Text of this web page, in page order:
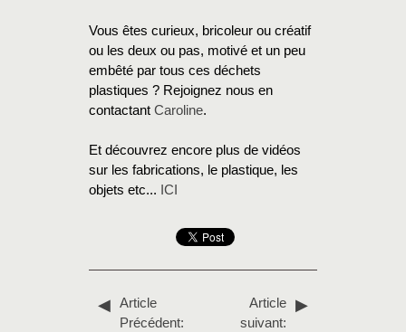
Vous êtes curieux, bricoleur ou créatif
ou les deux ou pas, motivé et un peu
embêté par tous ces déchets
plastiques ? Rejoignez nous en
contactant Caroline.
Et découvrez encore plus de vidéos
sur les fabrications, le plastique, les
objets etc... ICI
Article
Précédent:
Article
suivant: